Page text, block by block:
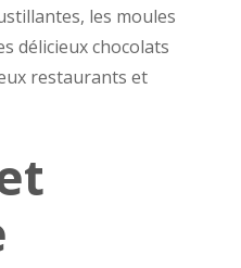
les moules
délicieux chocolats
restaurants et